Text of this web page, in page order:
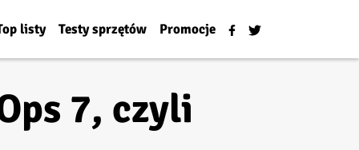
listy Testy sprzętów Promocje
7, czyli